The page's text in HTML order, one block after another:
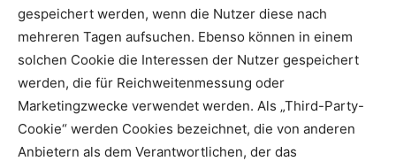
gespeichert werden, wenn die Nutzer diese nach
mehreren Tagen aufsuchen. Ebenso können in einem
solchen Cookie die Interessen der Nutzer gespeichert
werden, die für Reichweitenmessung oder
Marketingzwecke verwendet werden. Als „Third-Party-
Cookie“ werden Cookies bezeichnet, die von anderen
Anbietern als dem Verantwortlichen, der das